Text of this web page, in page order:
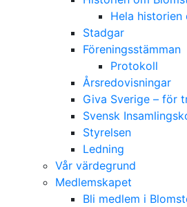
Hela
Stadgar
Föreningsstämman
Protokoll
Årsredovisningar
Giva Sverige – för
Svensk
Styrelsen
Ledning
Vår värdegrund
Medlemskapet
Bli medlem i